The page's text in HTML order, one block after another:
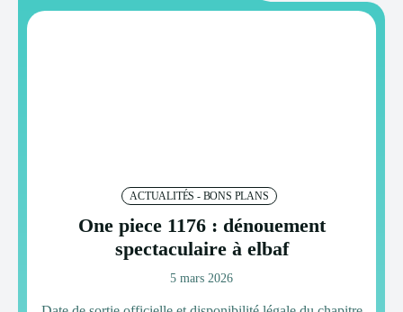
ACTUALITÉS - BONS PLANS
One piece 1176 : dénouement
spectaculaire à elbaf
5 mars 2026